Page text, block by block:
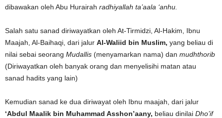
dibawakan oleh Abu Hurairah radhiyallah ta’aala ‘anhu.
Salah satu sanad diriwayatkan oleh At-Tirmidzi, Al-Hakim, Ibnu
Maajah, Al-Baihaqi, dari jalur Al-Waliid bin Muslim, yang beliau di
nilai sebai seorang Mudallis (menyamarkan nama) dan mudhthorib
(Diriwayatkan oleh banyak orang dan menyelisihi matan atau
sanad hadits yang lain)
Kemudian sanad ke dua diriwayat oleh Ibnu maajah, dari jalur
‘Abdul Maalik bin Muhammad Asshon’aany, beliau dinilai Dho’if